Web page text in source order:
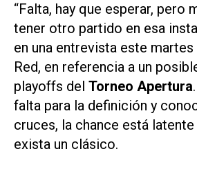
“Falta, hay que esperar, pero
tener otro partido en esa
en una entrevista este
Red, en referencia a un
playoffs del Torneo Apertura
falta para la definición y
cruces, la chance está
exista un clásico.